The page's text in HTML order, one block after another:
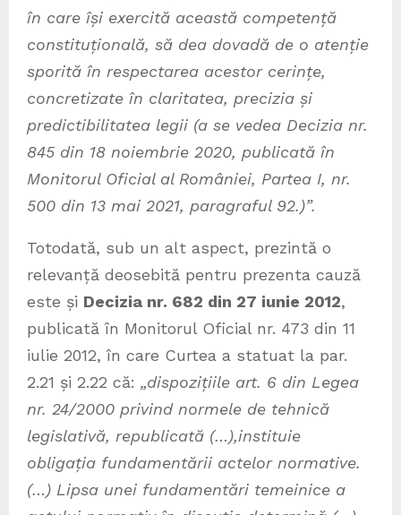
în care își exercită această competență
constituțională, să dea dovadă de o atenție
sporită în respectarea acestor cerințe,
concretizate în claritatea, precizia și
predictibilitatea legii (a se vedea Decizia nr.
845 din 18 noiembrie 2020, publicată în
Monitorul Oficial al României, Partea I, nr.
500 din 13 mai 2021, paragraful 92.)”.
Totodată, sub un alt aspect, prezintă o
relevanță deosebită pentru prezenta cauză
este și Decizia nr. 682 din 27 iunie 2012,
publicată în Monitorul Oficial nr. 473 din 11
iulie 2012, în care Curtea a statuat la par.
2.21 și 2.22 că: „dispozițiile art. 6 din Legea
nr. 24/2000 privind normele de tehnică
legislativă, republicată (…),instituie
obligația fundamentării actelor normative.
(…) Lipsa unei fundamentări temeinice a